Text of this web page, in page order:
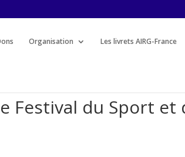
Organisation Les livrets AIRG-France
Festival du Sport et